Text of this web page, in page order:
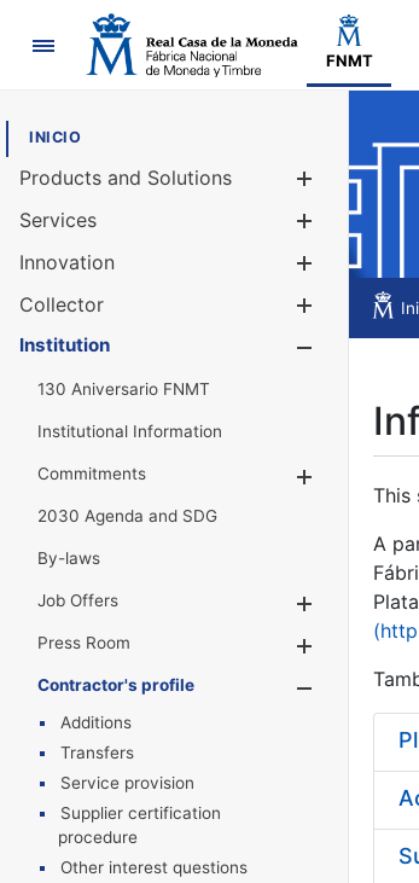
Navigation
FNMT
INICIO
Products and Solutions
Services
Innovation
Collector
Institution
130 Aniversario FNMT
Institutional Information
Commitments
2030 Agenda and SDG
By-laws
Job Offers
Press Room
Contractor's profile
Additions
Transfers
Service provision
Supplier certification
procedure
Other interest questions
This
A